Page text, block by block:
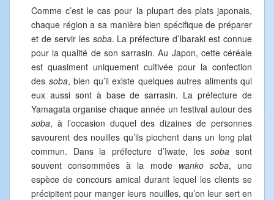
Comme c’est le cas pour la plupart des plats japonais,
chaque région a sa manière bien spécifique de préparer
et de servir les soba. La préfecture d’Ibaraki est connue
pour la qualité de son sarrasin. Au Japon, cette céréale
est quasiment uniquement cultivée pour la confection
des soba, bien qu’il existe quelques autres aliments qui
eux aussi sont à base de sarrasin. La préfecture de
Yamagata organise chaque année un festival autour des
soba, à l’occasion duquel des dizaines de personnes
savourent des nouilles qu’ils piochent dans un long plat
commun. Dans la préfecture d’Iwate, lessoba sont
souvent consommées à la mode wanko soba, une
espèce de concours amical durant lequel les clients se
précipitent pour manger leurs nouilles, qu’on leur sert en